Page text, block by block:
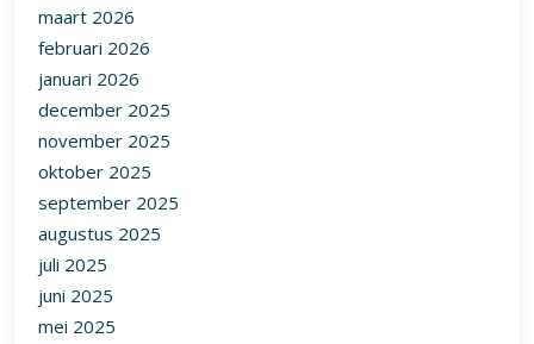
maart 2026
februari 2026
januari 2026
december 2025
november 2025
oktober 2025
september 2025
augustus 2025
juli 2025
juni 2025
mei 2025